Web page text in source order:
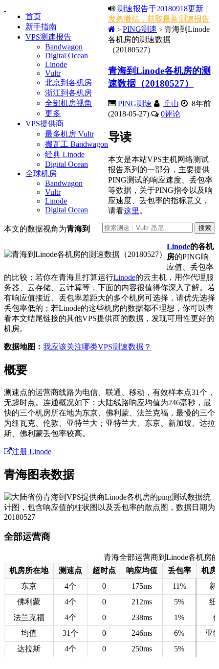
首页
新手指南
VPS测速报告
Bandwagon
Digital Ocean
Linode
Vultr
北京到各机房
浙江到各机房
全部机房视角
更多
VPS提供商
最多机房 Vultr
搬瓦工 Bandwagon
经典 Linode
Digital Ocean
全球机房
Bandwagon
Vultr
Linode
Digital Ocean
测速报告于20180918更新 |
发条微信，获取最新测速报告
> PING测速 > 青海到Linode
各机房的测速数据
（20180527）
青海到Linode各机房的测
速数据（20180527）
PING测速 丘山
8年前
(2018-05-27)
0评论
导读
本文是本站VPS主机网络测试
报告系列的一部分，主要提供
PING测试的响应速度、丢包率
等数据，关于PING指令以及响
应速度、丢包率的指标意义，
请看这里 。
本文的数据视角为青海到
Linode的各机
房的PING响
应值、丢包率
的比较；若你在青海且打算运行Linode的云主机，用作代理服
务器、云存储、云计算等，下面的内容很值得你深入了解。若
有响应值接近、丢包率差距大的多个机房可选择，请优先选择
丢包率低的；若Linode的这些机房的数据都不理想，你可以查
看本文结尾链接的其他VPS提供商的数据，发现可用性更好的
机房。
数据地图： 我应该关注哪类VPS测速数据？
概要
测速点的运营商线路为电信、联通、移动，有效样本点31个，
无超时点。连通概况如下：大陆线路响应均值为246毫秒，最
快的三个机房所在地为东京、佛利蒙、法兰克福，最慢的三个
为纽瓦克、伦敦、亚特兰大；亚特兰大、东京、新加坡、达拉
斯、佛利蒙丢包率较高。
注册 Linode
青海图表数据
全部运营商
青海全部运营商到Linode各机房
机房所在地
测速点 超时点 响应均值 丢包率
机房
东京
4个 0 175ms 11%
新
佛利蒙
4个 0 212ms 5%
纽
法兰克福
4个 0 238ms 1%
均值
31个 0 246ms 6%
亚
达拉斯
4个 0 250ms 5%